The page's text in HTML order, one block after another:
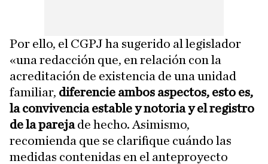
Por ello, el CGPJ ha sugerido al legislador
«una redacción que, en relación con la
acreditación de existencia de una unidad
familiar, diferencie ambos aspectos, esto es,
la convivencia estable y notoria y el registro
de la parejade hecho. Asimismo,
recomienda que se clarifique cuándo las
medidas contenidas en el anteproyecto